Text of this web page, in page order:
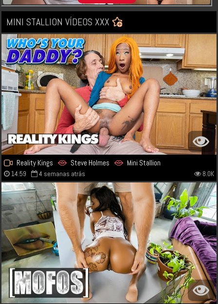
MINI STALLION VÍDEOS XXX
Reality Kings Steve Holmes Mini Stallion
14:59 4 semanas atrás 8.0K